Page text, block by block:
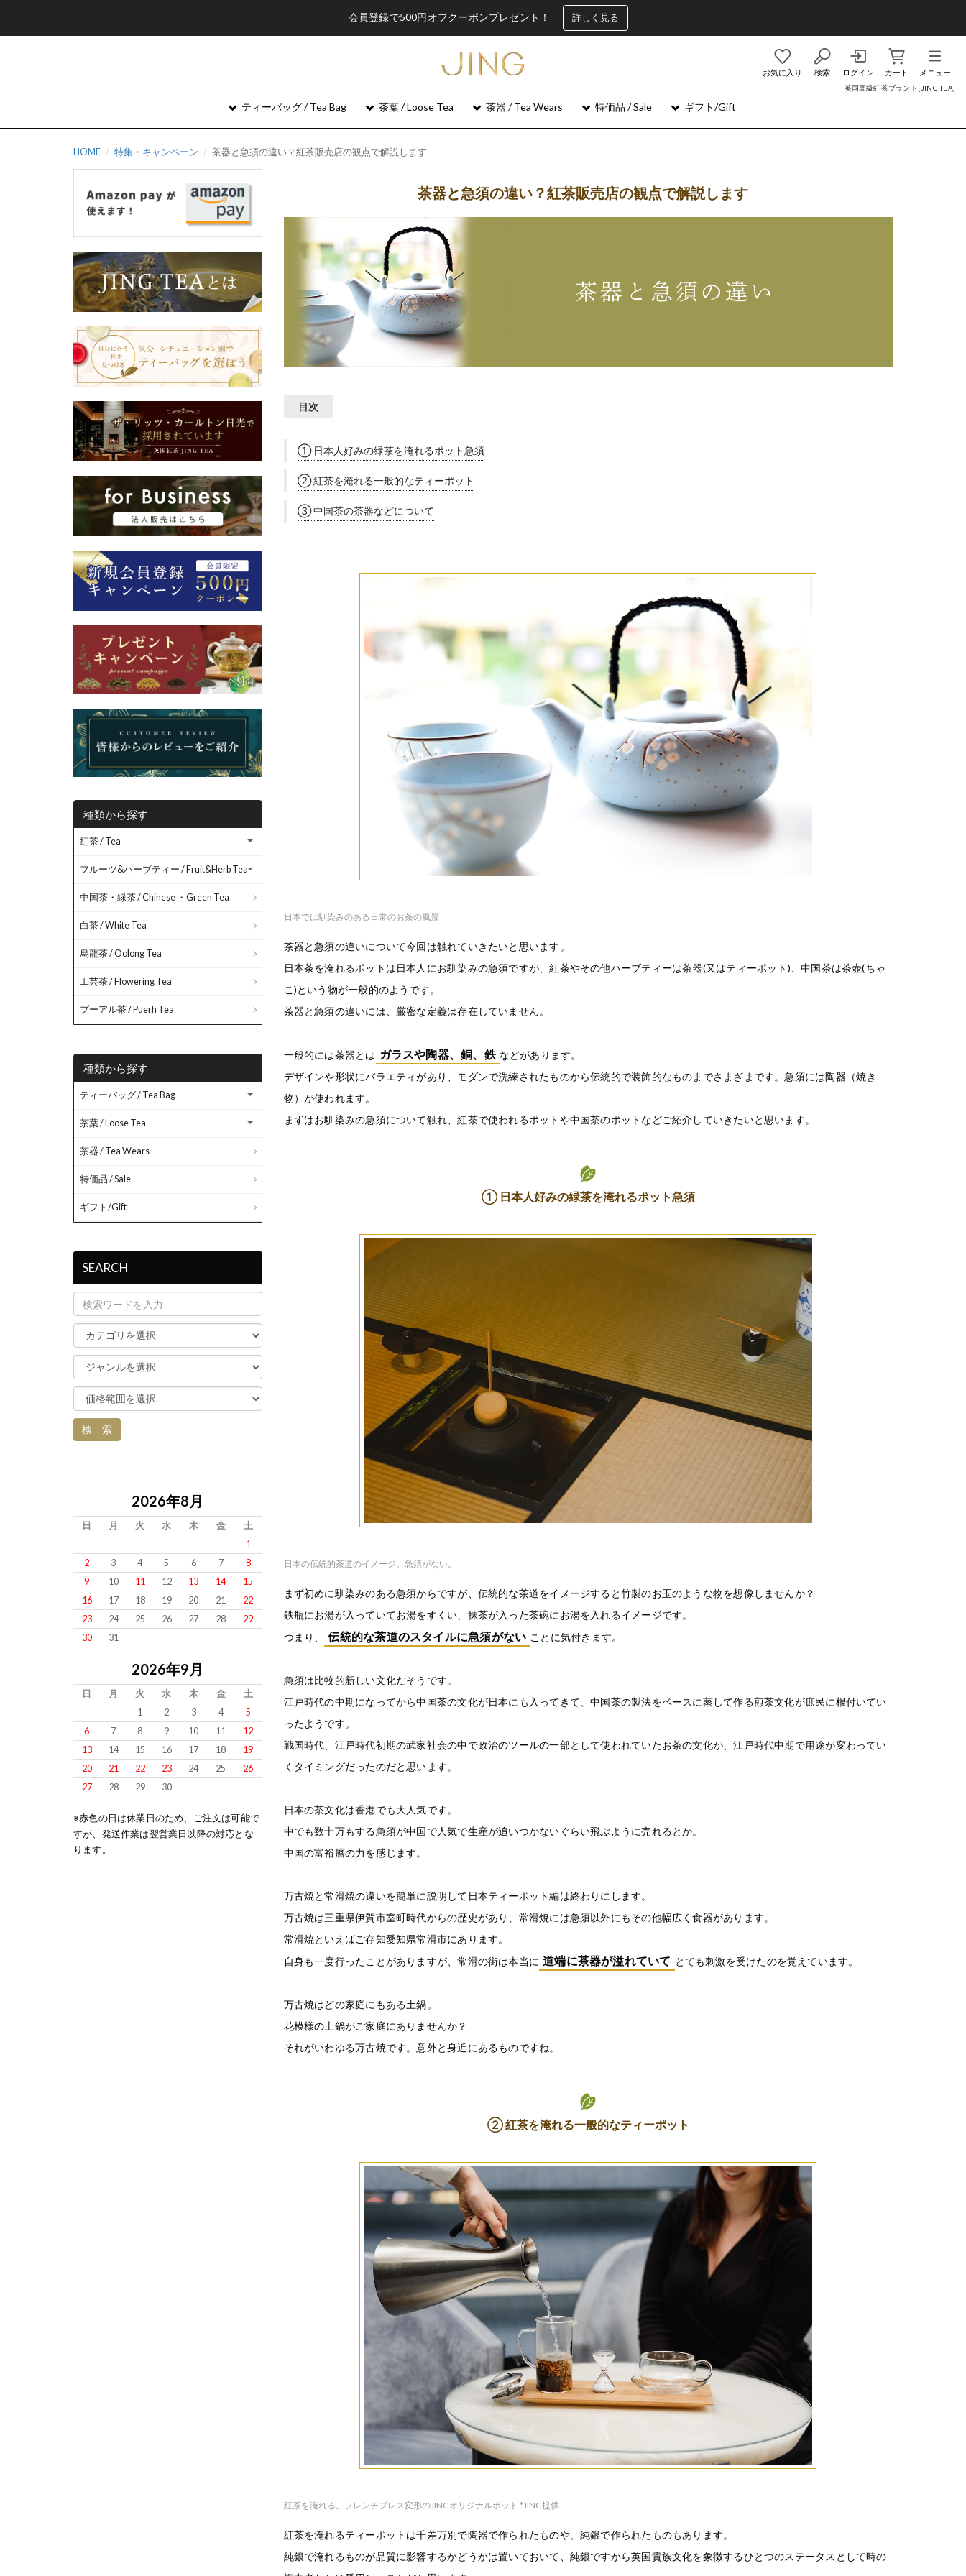
会員登録で500円オフクーポンプレゼント！ 詳しく見る
英国高級紅茶ブランド[JING TEA]
お気に入り 検索 ログイン カート メニュー
ティーバッグ / Tea Bag 茶葉 / Loose Tea 茶器 / Tea Wears 特価品 / Sale ギフト/Gift
HOME 特集・キャンペーン 茶器と急須の違い？紅茶販売店の観点で解説します
茶器と急須の違い？紅茶販売店の観点で解説します
目次
① 日本人好みの緑茶を淹れるポット急須
② 紅茶を淹れる一般的なティーポット
③ 中国茶の茶器などについて
日本では馴染みのある日常のお茶の風景
茶器と急須の違いについて今回は触れていきたいと思います。
日本茶を淹れるポットは日本人にお馴染みの急須ですが、紅茶やその他ハーブティーは茶器(又はティーポット)、中国茶は茶壺(ちゃ
こ)という物が一般的のようです。
茶器と急須の違いには、厳密な定義は存在していません。
一般的には茶器とは ガラスや陶器、銅、鉄 などがあります。
デザインや形状にバラエティがあり、モダンで洗練されたものから伝統的で装飾的なものまでさまざまです。急須には陶器（焼き
物）が使われます。
まずはお馴染みの急須について触れ、紅茶で使われるポットや中国茶のポットなどご紹介していきたいと思います。
① 日本人好みの緑茶を淹れるポット急須
日本の伝統的茶道のイメージ。急須がない。
まず初めに馴染みのある急須からですが、伝統的な茶道をイメージすると竹製のお玉のような物を想像しませんか？
鉄瓶にお湯が入っていてお湯をすくい、抹茶が入った茶碗にお湯を入れるイメージです。
つまり、
伝統的な茶道のスタイルに急須がない ことに気付きます。
急須は比較的新しい文化だそうです。
江戸時代の中期になってから中国茶の文化が日本にも入ってきて、中国茶の製法をベースに蒸して作る煎茶文化が庶民に根付いてい
ったようです。
戦国時代、江戸時代初期の武家社会の中で政治のツールの一部として使われていたお茶の文化が、江戸時代中期で用途が変わってい
くタイミングだったのだと思います。
日本の茶文化は香港でも大人気です。
中でも数十万もする急須が中国で人気で生産が追いつかないぐらい飛ぶように売れるとか。
中国の富裕層の力を感じます。
万古焼と常滑焼の違いを簡単に説明して日本ティーポット編は終わりにします。
万古焼は三重県伊賀市室町時代からの歴史があり、常滑焼には急須以外にもその他幅広く食器があります。
常滑焼といえばご存知愛知県常滑市にあります。
自身も一度行ったことがありますが、常滑の街は本当に 道端に茶器が溢れていて とても刺激を受けたのを覚えています。
万古焼はどの家庭にもある土鍋。
花模様の土鍋がご家庭にありませんか？
それがいわゆる万古焼です。意外と身近にあるものですね。
② 紅茶を淹れる一般的なティーポット
紅茶を淹れる。フレンチプレス変形のJINGオリジナルポット *JING提供
紅茶を淹れるティーポットは千差万別で陶器で作られたものや、純銀で作られたものもあります。
純銀で淹れるものが品質に影響するかどうかは置いておいて、純銀ですから英国貴族文化を象徴するひとつのステータスとして時の
種類から探す
紅茶 / Tea
フルーツ&ハーブティー / Fruit&Herb Tea
中国茶・緑茶 / Chinese ・Green Tea
白茶 / White Tea
烏龍茶 / Oolong Tea
工芸茶 / Flowering Tea
プーアル茶 / Puerh Tea
種類から探す
ティーバッグ / Tea Bag
茶葉 / Loose Tea
茶器 / Tea Wears
特価品 / Sale
ギフト/Gift
SEARCH
2026年8月
日 月 火 水 木 金
土
1
2
3 4 5 6 7
8
9
10 11 12 13 14
15
16
17 18 19 20 21
22
23
24 25 26 27 28
29
30
31
2026年9月
日 月 火 水 木 金
土
1
2 3 4
5
6
7 8 9 10 11
12
13
14 15 16 17 18
19
20
21 22 23 24 25
26
27
28 29 30
※赤色の日は休業日のため、ご注文は可能で
すが、発送作業は翌営業日以降の対応とな
ります。